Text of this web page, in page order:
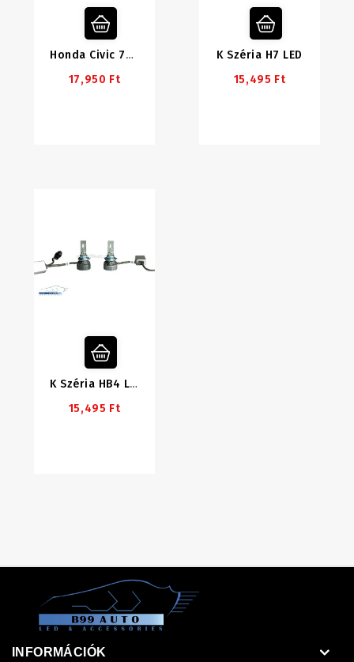
Honda Civic 7gen LED Tompított Szett
17,950 Ft
K Széria H7 LED
15,495 Ft
K Széria HB4 LED
15,495 Ft
INFORMÁCIÓK